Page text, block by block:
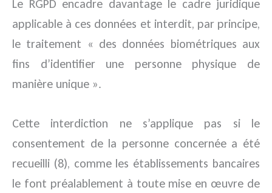
Le RGPD encadre davantage le cadre juridique
applicable à ces données et interdit, par principe,
le traitement « des données biométriques aux
fins d’identifier une personne physique de
manière unique ».
Cette interdiction ne s’applique pas si le
consentement de la personne concernée a été
recueilli (8), comme les établissements bancaires
le font préalablement à toute mise en œuvre de